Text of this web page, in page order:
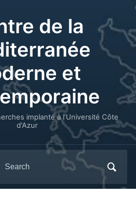
de la
et
implanté à l’Université Côte
d'Azur
for: